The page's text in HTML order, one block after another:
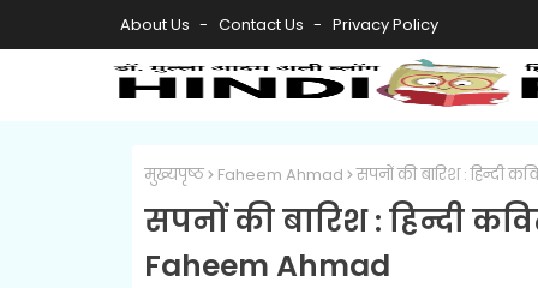
About Us Contact Us Privacy Policy
मुख्यपृष्ठ Faheem Ahmad सपनों की बारिश : हिन्दी
सपनों की बारिश : हिन्दी
Faheem Ahmad